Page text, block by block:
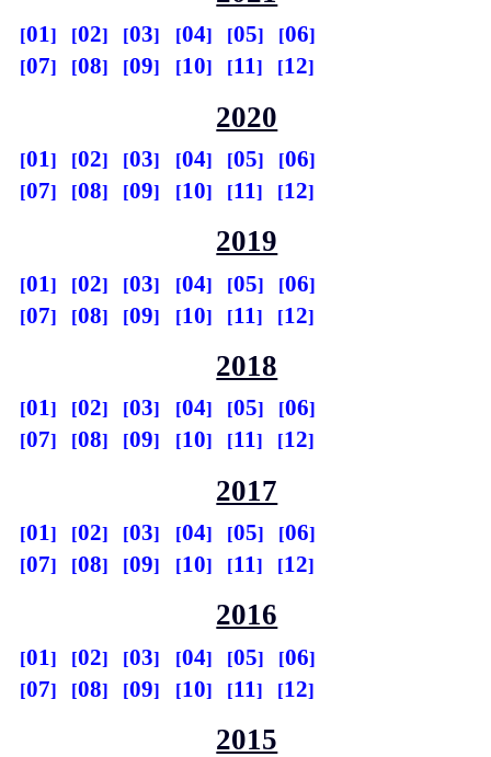
01 02 03 04 05
06
07
08 09 10 11 12
2020
01 02 03 04 05
06
07
08 09 10 11 12
2019
01 02 03 04 05
06
07
08 09 10 11 12
2018
01 02 03 04 05
06
07
08 09 10 11 12
2017
01 02 03 04 05
06
07
08 09 10 11 12
2016
01 02 03 04 05
06
07
08 09 10 11 12
2015